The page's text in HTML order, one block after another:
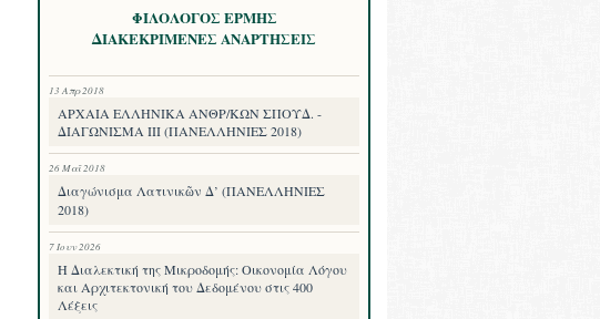
ΦΙΛΟΛΟΓΟΣ ΕΡΜΗΣ
ΔΙΑΚΕΚΡΙΜΕΝΕΣ ΑΝΑΡΤΗΣΕΙΣ
13 Απρ 2018
ΑΡΧΑΙΑ ΕΛΛΗΝΙΚΑ ΑΝΘΡ/ΚΩΝ ΣΠΟΥΔ. -
ΔΙΑΓΩΝΙΣΜΑ III (ΠΑΝΕΛΛΗΝΙΕΣ 2018)
26 Μαΐ 2018
Διαγώνισμα Λατινικῶν Δ’ (ΠΑΝΕΛΛΗΝΙΕΣ
2018)
7 Ιουν 2026
Η Διαλεκτική της Μικροδομής: Οικονομία Λόγου
και Αρχιτεκτονική του Δεδομένου στις 400
Λέξεις